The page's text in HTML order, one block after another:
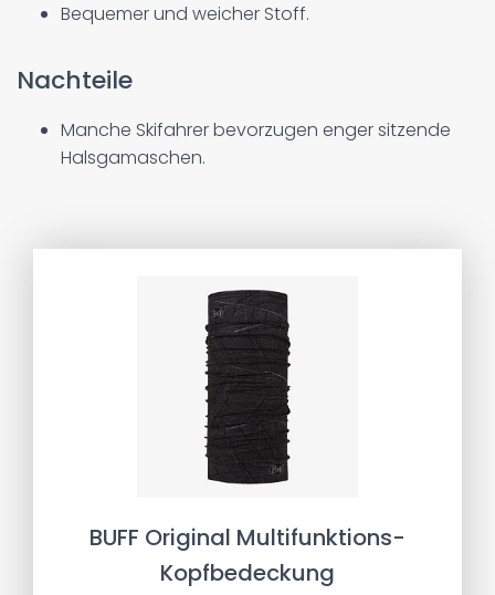
Bequemer und weicher Stoff.
Nachteile
Manche Skifahrer bevorzugen enger sitzende
Halsgamaschen.
BUFF Original Multifunktions-
Kopfbedeckung